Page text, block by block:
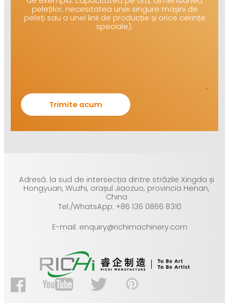
peleților, necesitatea unei singure mașini de
peleți sau a unei linii de producție și orice cerințe
speciale).
Adresă: la sud de intersecția dintre străzile Xingda și
Hongyuan, Wuzhi, orașul Jiaozuo, provincia Henan,
China
Tel./WhatsApp: +86 136 0866 8310
E-mail: enquiry@richimachinery.com